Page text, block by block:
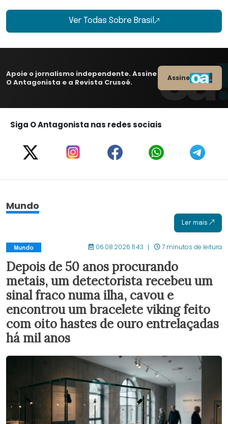
Ver Todas Sobre Brasil
Apoie o jornalismo independente. Assine
O Antagonista e a Revista Crusoé.
Assine
Siga O Antagonista nas redes sociais
Mundo
Ler mais
Mundo 06.08.2026 11:43 7 minutos de leitura
Depois de 50 anos procurando
metais, um detectorista recebeu um
sinal fraco numa ilha, cavou e
encontrou um bracelete viking feito
com oito hastes de ouro entrelaçadas
há mil anos